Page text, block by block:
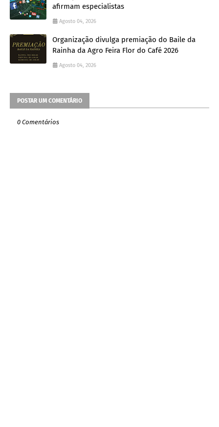
afirmam especialistas
Agosto 04, 2026
Organização divulga premiação do Baile da
Rainha da Agro Feira Flor do Café 2026
Agosto 04, 2026
POSTAR UM COMENTÁRIO
0 Comentários